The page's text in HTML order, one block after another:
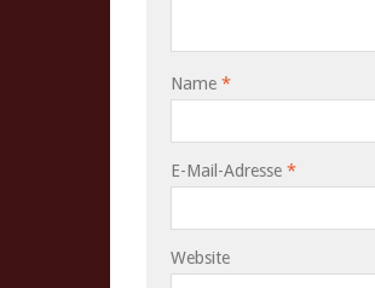
Name *
E-Mail-Adresse *
Website